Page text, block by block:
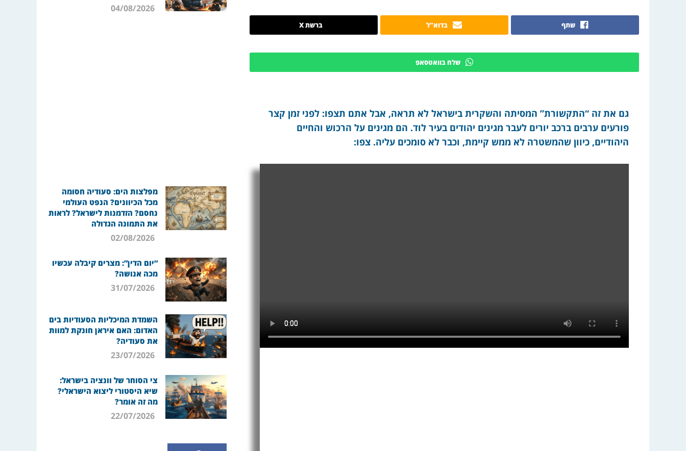
שתף בדוא"ל ברשת X
שלח בוואטסאפ
גם את זה “התקשורת” המסיתה והשקרית בישראל לא תראה, אבל אתם תצפו: לפני זמן קצר
פורעים ערבים ברכב יורים לעבר מגינים יהודים בעיר לוד. הם מגינים על הרכוש והחיים
היהודיים, כיוון שהמשטרה לא ממש קיימת, וכבר לא סומכים עליה. צפו:
04/08/2026
מפלצות הים: סעודיה חסומה
מכל הכיוונים? הנפט העולמי
נחסם? הזדמנות לישראל? לראות
את התמונה הגדולה
02/08/2026
“יום הדין”: מצרים קיבלה עכשיו
מכה אנושה?
31/07/2026
השמדת המיכליות הסעודיות בים
האדום: האם איראן חונקת למוות
את סעודיה?
23/07/2026
צי הסוחר של וונציה בישראל:
שיא היסטורי ליצוא הישראלי?
מה זה אומר?
22/07/2026